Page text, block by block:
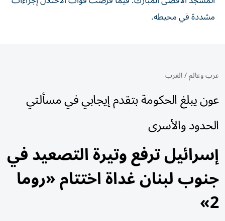
مشددة في محيطه.
عرب وعالم/العرب
عون يبلغ الحكومة بتقدم إيجابي في مسألتي
الحدود والأسرى
إسرائيل ترفع وتيرة التصعيد في
جنوب لبنان غداة اختتام «روما
2»